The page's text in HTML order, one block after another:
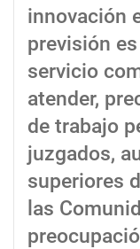
innovación
previsión
servicio
atender,
de trabajo
juzgados,
superiores
las